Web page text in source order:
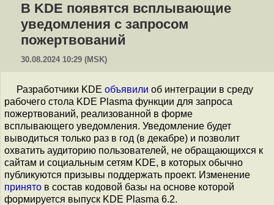
В KDE появятся всплывающие
уведомления с запросом
пожертвований
30.08.2024 10:29 (MSK)
Разработчики KDE объявили об интеграции в среду
рабочего стола KDE Plasma функции для запроса
пожертвований, реализованной в форме
всплывающего уведомления. Уведомление будет
выводиться только раз в год (в декабре) и позволит
охватить аудиторию пользователей, не обращающихся к
сайтам и социальным сетям KDE, в которых обычно
публикуются призывы поддержать проект. Изменение
принято в состав кодовой базы на основе которой
формируется выпуск KDE Plasma 6.2.